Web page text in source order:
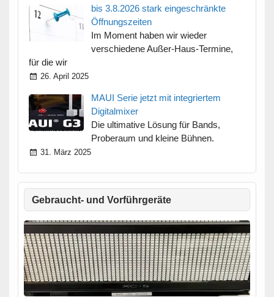
bis 3.8.2026 stark eingeschränkte
Öffnungszeiten
Im Moment haben wir wieder
verschiedene Außer-Haus-Termine,
für die wir
26. April 2025
MAUI Serie jetzt mit integriertem
Digitalmixer
Die ultimative Lösung für Bands,
Proberaum und kleine Bühnen.
31. März 2025
Gebraucht- und Vorführgeräte